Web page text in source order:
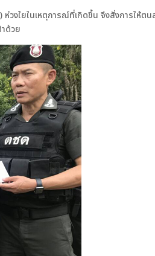
วงใยในเหตุการณ์ที่เกิดขึ้น จึงสั่งการให้ตน
ด้วย